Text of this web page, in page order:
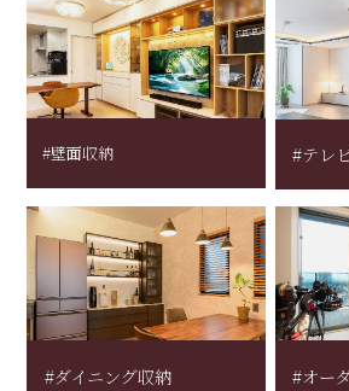
#壁面収納 #テレ
#ダイニング収納 #オー